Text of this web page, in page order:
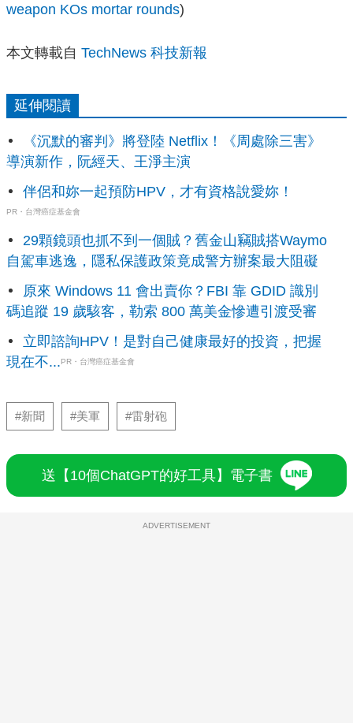
weapon KOs mortar rounds)
本文轉載自 TechNews 科技新報
延伸閱讀
《沉默的審判》將登陸 Netflix！《周處除三害》
導演新作，阮經天、王淨主演
伴侶和妳一起預防HPV，才有資格說愛妳！
PR・台灣癌症基金會
29顆鏡頭也抓不到一個賊？舊金山竊賊搭Waymo
自駕車逃逸，隱私保護政策竟成警方辦案最大阻礙
原來 Windows 11 會出賣你？FBI 靠 GDID 識別
碼追蹤 19 歲駭客，勒索 800 萬美金慘遭引渡受審
立即諮詢HPV！是對自己健康最好的投資，把握
現在不...PR・台灣癌症基金會
#新聞 #美軍 #雷射砲
送【10個ChatGPT的好工具】電子書
ADVERTISEMENT